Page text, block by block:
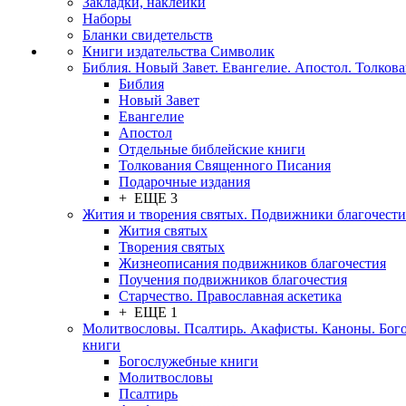
Наборы
Бланки свидетельств
Книги издательства Символик
Библия. Новый Завет. Евангелие. Апостол.
Библия
Новый Завет
Евангелие
Апостол
Отдельные библейские книги
Толкования Священного Писания
Подарочные издания
+ ЕЩЕ 3
Жития и творения святых. Подвижники
Жития святых
Творения святых
Жизнеописания подвижников благочестия
Поучения подвижников благочестия
Старчество. Православная аскетика
+ ЕЩЕ 1
Молитвословы. Псалтирь. Акафисты. Каноны.
книги
Богослужебные книги
Молитвословы
Псалтирь